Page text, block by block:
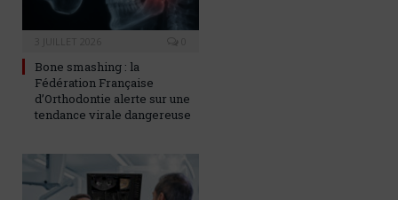
Bone smashing : la
Fédération Française
d’Orthodontie alerte sur une
tendance virale dangereuse